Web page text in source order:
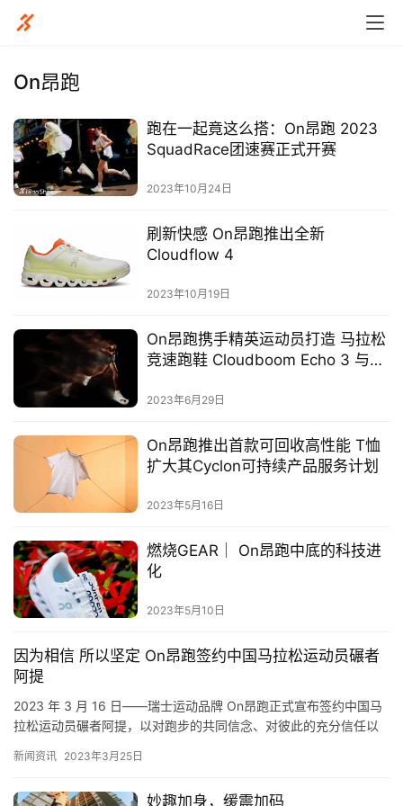
装
训
练
视
频
用
户
精
选
动
On昂跑
跑在一起竟这么搭：On昂跑 2023
SquadRace团速赛正式开赛
2023年10月24日
刷新快感 On昂跑推出全新
Cloudflow 4
2023年10月19日
On昂跑携手精英运动员打造 马拉松
竞速跑鞋 Cloudboom Echo 3 与田
2023年6月29日
On昂跑推出首款可回收高性能 T恤
扩大其Cyclon可持续产品服务计划
2023年5月16日
燃烧GEAR｜ On昂跑中底的科技进
化
2023年5月10日
因为相信 所以坚定 On昂跑签约中国马拉松运动员碾者
阿提
2023 年 3 月 16 日——瑞士运动品牌 On昂跑正式宣布签约中国马
拉松运动员碾者阿提，以对跑步的共同信念、对彼此的充分信任以
新闻资讯 2023年3月25日
妙趣加身，缓震加码